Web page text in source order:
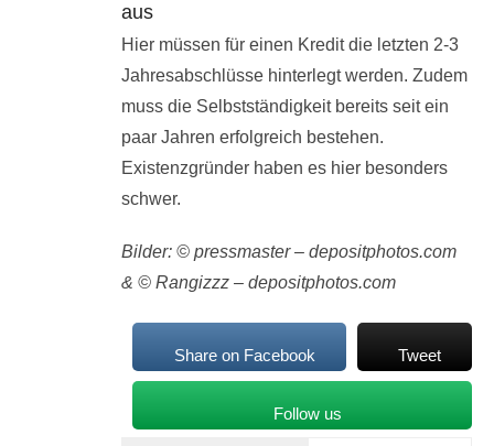
aus
Hier müssen für einen Kredit die letzten 2-3
Jahresabschlüsse hinterlegt werden. Zudem
muss die Selbstständigkeit bereits seit ein
paar Jahren erfolgreich bestehen.
Existenzgründer haben es hier besonders
schwer.
Bilder: © pressmaster – depositphotos.com
& © Rangizzz – depositphotos.com
Share on Facebook Tweet
Follow us